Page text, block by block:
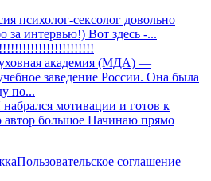
психолог-сексолог довольно
за интервью!) Вот здесь -...
академия (МДА) —
заведение России. Она была
по...
набрался мотивации и готов к
автор большое Начинаю прямо
Пользовательское соглашение